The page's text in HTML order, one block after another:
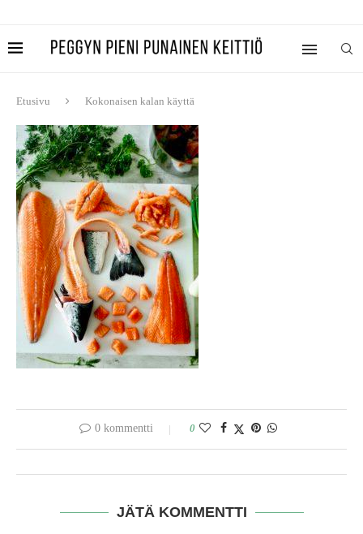
Etusivu Kokonaisen kalan käyttä
0 kommentti 0
JÄTÄ KOMMENTTI